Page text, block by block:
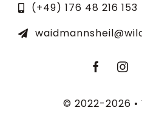
(+49) 176 48 216 153
© 2022-2026 •